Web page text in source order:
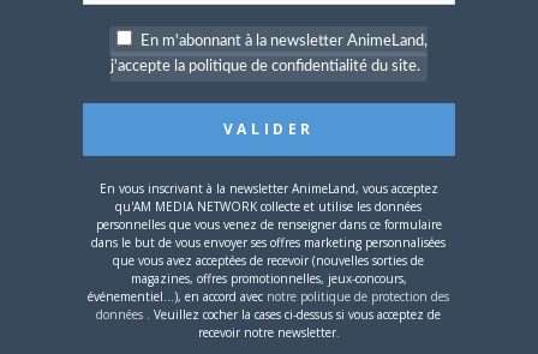
de R2 (pour récupérer/dribbler), intéressante,
est trop aléatoire. Le système marche au timing
(avec le son) mais cela manque de précisions
pour se sentir l’âme d’un dribbleur racé et
anciens, les sensations rappellent parfois Vitua
Striker et sa propension à minimiser la
construction. Heureusement, tout cela reste en
développement et on sent le potentiel du titre
grâce son système de capacités passives,
l’absence d’arbitre qui donne du rythme, et
En m'abonnant à la newsletter AnimeLand,
j'accepte la politique de confidentialité du site.
En vous inscrivant à la newsletter AnimeLand, vous acceptez
qu'AM MEDIA NETWORK collecte et utilise les données
personnelles que vous venez de renseigner dans ce formulaire
dans le but de vous envoyer ses offres marketing personnalisées
que vous avez acceptées de recevoir (nouvelles sorties de
magazines, offres promotionnelles, jeux-concours,
événementiel...), en accord avec notre politique de protection des
données . Veuillez cocher la cases ci-dessus si vous acceptez de
recevoir notre newsletter.